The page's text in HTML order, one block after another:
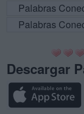
Palabras
Palabras
Descargar